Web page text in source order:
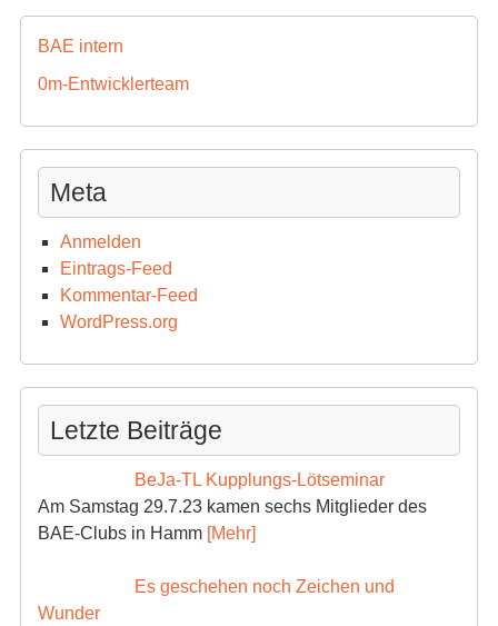
BAE intern
0m-Entwicklerteam
Meta
Anmelden
Eintrags-Feed
Kommentar-Feed
WordPress.org
Letzte Beiträge
BeJa-TL Kupplungs-Lötseminar
Am Samstag 29.7.23 kamen sechs Mitglieder des
BAE-Clubs in Hamm [Mehr]
Es geschehen noch Zeichen und
Wunder